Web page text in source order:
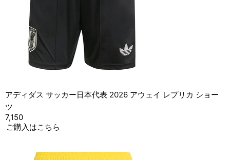
アディダス サッカー日本代表 2026 アウェイ レプリカ ショー
ツ
7,150
ご購入はこちら